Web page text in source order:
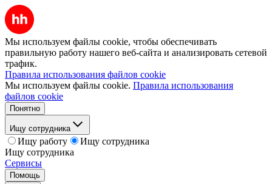
Мы используем файлы cookie, чтобы обеспечивать
правильную работу нашего веб-сайта и анализировать сетевой
трафик.
Правила использования файлов cookie
Мы используем файлы cookie. Правила использования
файлов cookie
Понятно
Ищу сотрудника
Ищу работу
Ищу сотрудника
Ищу сотрудника
Сервисы
Помощь